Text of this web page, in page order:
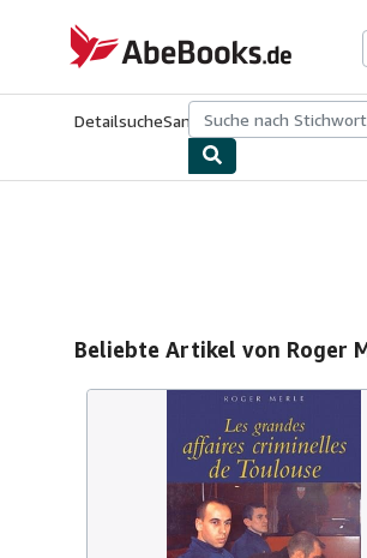
AbeBooks.de
DetailsucheSammlungen
Beliebte Artikel von Roger